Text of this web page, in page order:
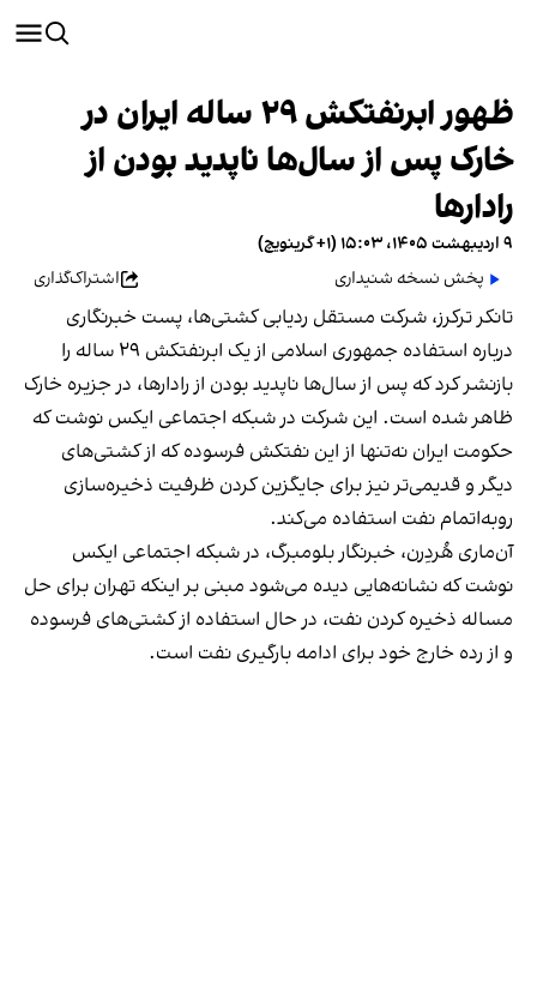
ظهور ابرنفتکش ۲۹ ساله ایران در
خارک پس از سال‌ها ناپدید بودن از
رادارها
۹ اردیبهشت ۱۴۰۵، ۱۵:۰۳ (‎+۱ گرینویچ)
پخش نسخه شنیداری
اشتراک‌گذاری
تانکر ترکرز، شرکت مستقل ردیابی کشتی‌ها، پست خبرنگاری
درباره استفاده جمهوری اسلامی از یک ابرنفتکش ۲۹ ساله را
بازنشر کرد که پس از سال‌ها ناپدید بودن از رادارها، در جزیره خارک
ظاهر شده است. این شرکت در شبکه اجتماعی ایکس نوشت که
حکومت ایران نه‌تنها از این نفتکش فرسوده که از کشتی‌های
دیگر و قدیمی‌تر نیز برای جایگزین کردن ظرفیت ذخیره‌سازی
روبه‌اتمام نفت استفاده می‌کند.
آن‌ماری هُردِرن، خبرنگار بلومبرگ، در شبکه اجتماعی ایکس
نوشت که نشانه‌هایی دیده می‌شود مبنی بر اینکه تهران برای حل
مساله ذخیره کردن نفت، در حال استفاده از کشتی‌های فرسوده
و از رده خارج خود برای ادامه بارگیری نفت است.